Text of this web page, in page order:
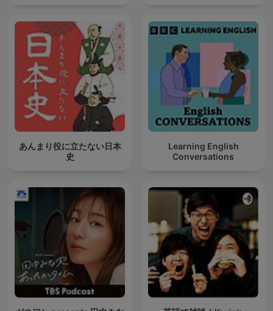
あんまり役に立たない日本
史
Learning English
Conversations